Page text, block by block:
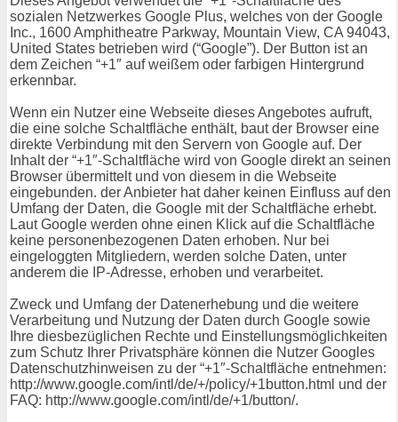
sozialen Netzwerkes Google Plus, welches von der Google
Inc., 1600 Amphitheatre Parkway, Mountain View, CA 94043,
United States betrieben wird (“Google”). Der Button ist an
dem Zeichen “+1″ auf weißem oder farbigen Hintergrund
erkennbar.
Wenn ein Nutzer eine Webseite dieses Angebotes aufruft,
die eine solche Schaltfläche enthält, baut der Browser eine
direkte Verbindung mit den Servern von Google auf. Der
Inhalt der “+1″-Schaltfläche wird von Google direkt an seinen
Browser übermittelt und von diesem in die Webseite
eingebunden. der Anbieter hat daher keinen Einfluss auf den
Umfang der Daten, die Google mit der Schaltfläche erhebt.
Laut Google werden ohne einen Klick auf die Schaltfläche
keine personenbezogenen Daten erhoben. Nur bei
eingeloggten Mitgliedern, werden solche Daten, unter
anderem die IP-Adresse, erhoben und verarbeitet.
Zweck und Umfang der Datenerhebung und die weitere
Verarbeitung und Nutzung der Daten durch Google sowie
Ihre diesbezüglichen Rechte und Einstellungsmöglichkeiten
zum Schutz Ihrer Privatsphäre können die Nutzer Googles
Datenschutzhinweisen zu der “+1″-Schaltfläche entnehmen:
http://www.google.com/intl/de/+/policy/+1button.html und der
FAQ: http://www.google.com/intl/de/+1/button/.